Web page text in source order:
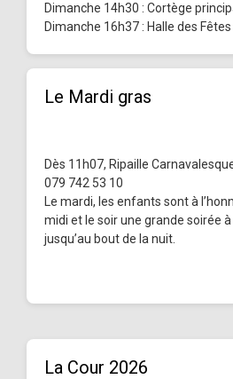
Dimanche 14h30 : Cortège
Dimanche 16h37 : Halle des Fêtes
Le Mardi gras
Dès 11h07, Ripaille
079 742 53 10
Le mardi, les enfants sont à
midi et le soir une grande soirée
jusqu’au bout de la nuit.
La Cour 2026